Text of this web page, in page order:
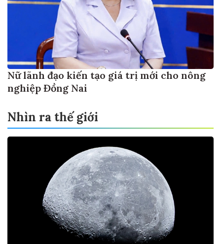
Nữ lãnh đạo kiến tạo giá trị mới cho nông
nghiệp Đồng Nai
Nhìn ra thế giới